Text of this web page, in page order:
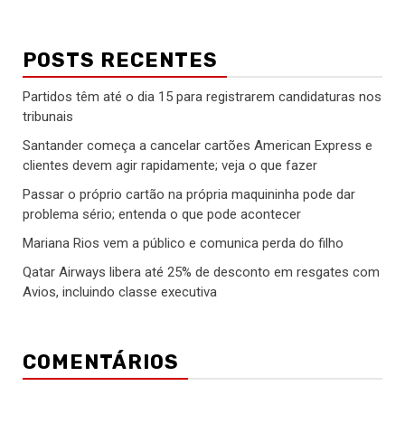
POSTS RECENTES
Partidos têm até o dia 15 para registrarem candidaturas nos
tribunais
Santander começa a cancelar cartões American Express e
clientes devem agir rapidamente; veja o que fazer
Passar o próprio cartão na própria maquininha pode dar
problema sério; entenda o que pode acontecer
Mariana Rios vem a público e comunica perda do filho
Qatar Airways libera até 25% de desconto em resgates com
Avios, incluindo classe executiva
COMENTÁRIOS